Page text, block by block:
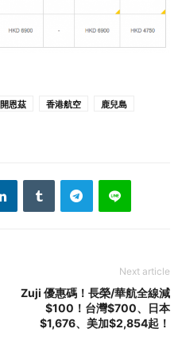
開恩茲 香港航空
鹿兒島
Next article
Zuji 優惠碼！長榮/華航全線減
$100！台灣$700、日本
$1,676、美加$2,854起！